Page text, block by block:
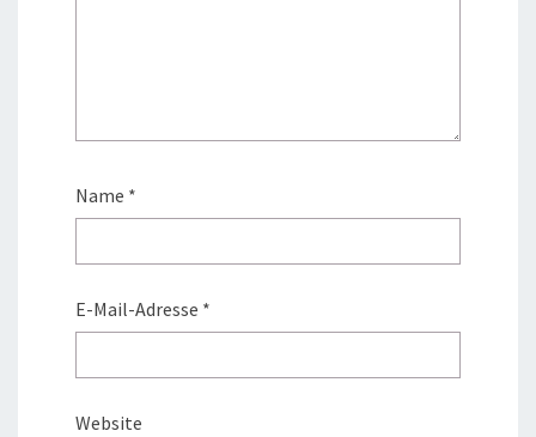
Name *
E-Mail-Adresse *
Website